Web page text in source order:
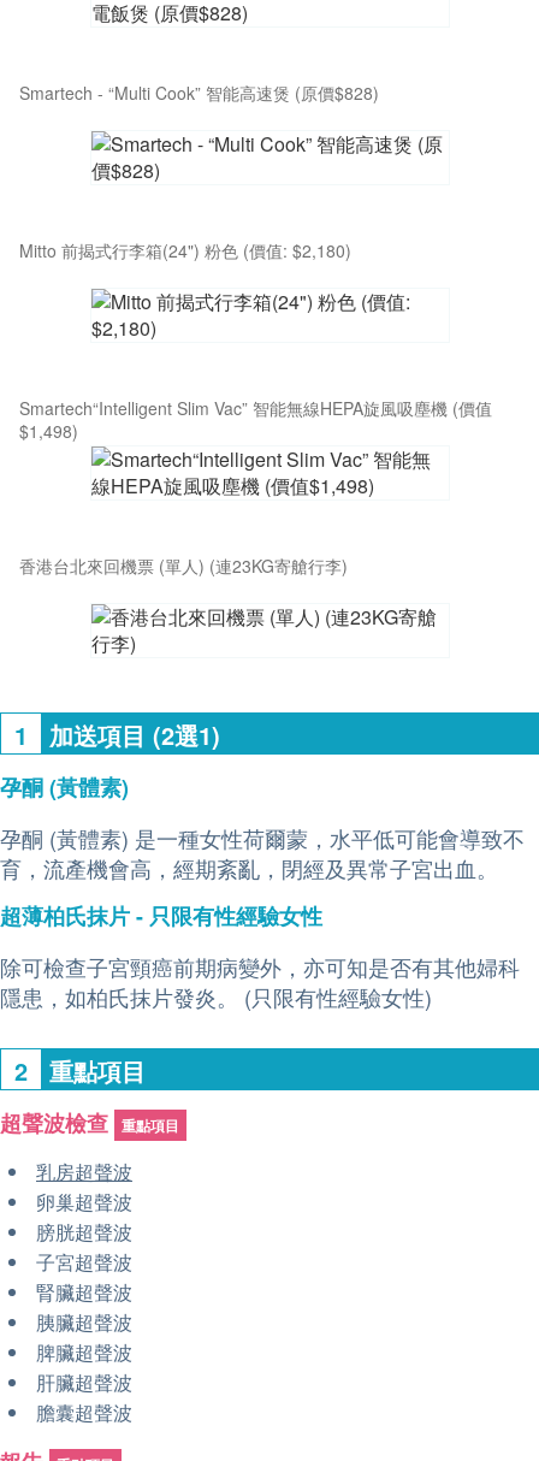
Smartech - “Multi Cook” 智能高速煲 (原價$828)
Mitto 前揭式行李箱(24") 粉色 (價值: $2,180)
Smartech“Intelligent Slim Vac” 智能無線HEPA旋風吸塵機 (價值
$1,498)
香港台北來回機票 (單人) (連23KG寄艙行李)
1 加送項目 (2選1)
孕酮 (黃體素)
孕酮 (黃體素) 是一種女性荷爾蒙，水平低可能會導致不
育，流產機會高，經期紊亂，閉經及異常子宮出血。
超薄柏氏抹片 - 只限有性經驗女性
除可檢查子宮頸癌前期病變外，亦可知是否有其他婦科
隱患，如柏氏抹片發炎。 (只限有性經驗女性)
2 重點項目
超聲波檢查 重點項目
乳房超聲波
卵巢超聲波
膀胱超聲波
子宮超聲波
腎臟超聲波
胰臟超聲波
脾臟超聲波
肝臟超聲波
膽囊超聲波